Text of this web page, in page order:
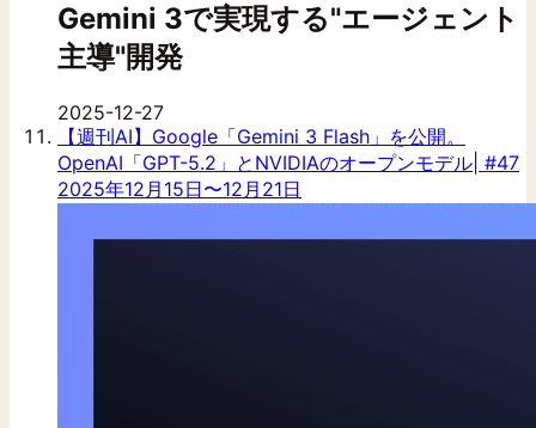
Gemini 3で実現する"エージェント
主導"開発
2025-12-27
【週刊AI】Google「Gemini 3 Flash」を公開。
OpenAI「GPT-5.2」とNVIDIAのオープンモデル| #47
2025年12月15日〜12月21日